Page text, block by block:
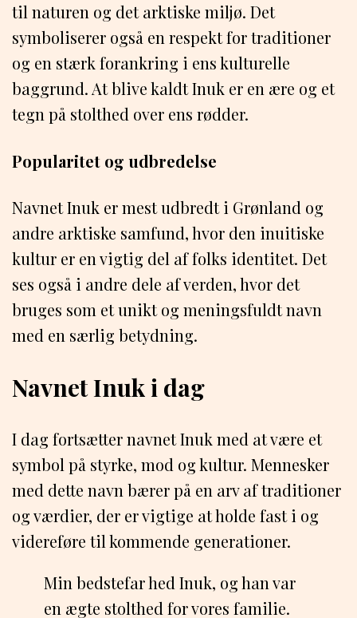
til naturen og det arktiske miljø. Det
symboliserer også en respekt for traditioner
og en stærk forankring i ens kulturelle
baggrund. At blive kaldt Inuk er en ære og et
tegn på stolthed over ens rødder.
Popularitet og udbredelse
Navnet Inuk er mest udbredt i Grønland og
andre arktiske samfund, hvor den inuitiske
kultur er en vigtig del af folks identitet. Det
ses også i andre dele af verden, hvor det
bruges som et unikt og meningsfuldt navn
med en særlig betydning.
Navnet Inuk i dag
I dag fortsætter navnet Inuk med at være et
symbol på styrke, mod og kultur. Mennesker
med dette navn bærer på en arv af traditioner
og værdier, der er vigtige at holde fast i og
videreføre til kommende generationer.
Min bedstefar hed Inuk, og han var
en ægte stolthed for vores familie.